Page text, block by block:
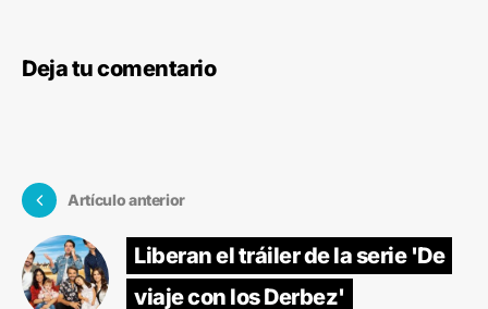
Deja tu comentario
Artículo anterior
Liberan el tráiler de la serie 'De
viaje con los Derbez'